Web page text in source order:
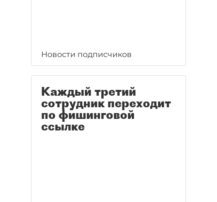
Новости подписчиков
Каждый третий
сотрудник переходит
по фишинговой
ссылке